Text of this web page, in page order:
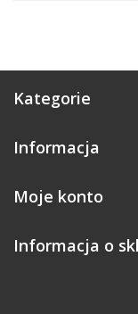
Kategorie
Informacja
Moje konto
Informacja o